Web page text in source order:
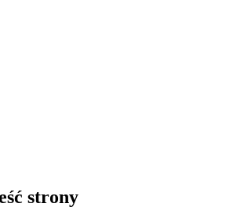
strony